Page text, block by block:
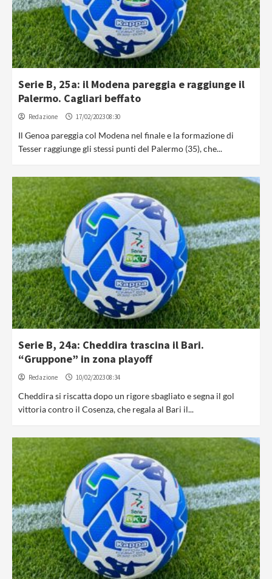
Serie B, 25a: il Modena pareggia e raggiunge il
Palermo. Cagliari beffato
Redazione 17/02/2023 08:30
Il Genoa pareggia col Modena nel finale e la formazione di
Tesser raggiunge gli stessi punti del Palermo (35), che...
Serie B, 24a: Cheddira trascina il Bari.
“Gruppone” in zona playoff
Redazione 10/02/2023 08:34
Cheddira si riscatta dopo un rigore sbagliato e segna il gol
vittoria contro il Cosenza, che regala al Bari il...